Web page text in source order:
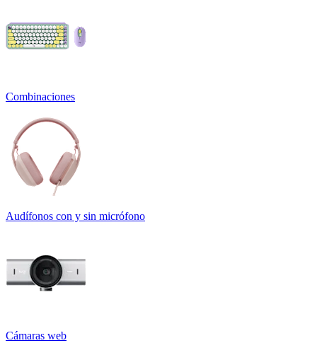
Combinaciones
Audífonos con y sin micrófono
Cámaras web